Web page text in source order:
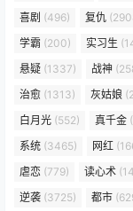
喜剧 (496) 复仇
学霸 (200) 实习生
悬疑 (1337) 战神
治愈 (1313) 灰姑娘
白月光 (552) 真千金
系统 (3465) 网红
虐恋 (779) 读心术
逆袭 (3725) 都市